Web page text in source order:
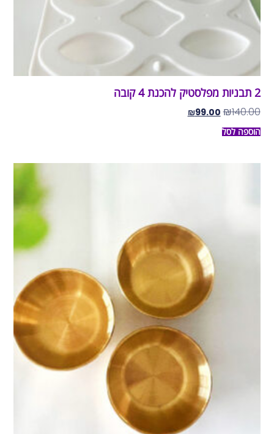
2 תבניות מפלסטיק להכנת 4 קובה
₪140.00
₪99.00
הוספה לסל